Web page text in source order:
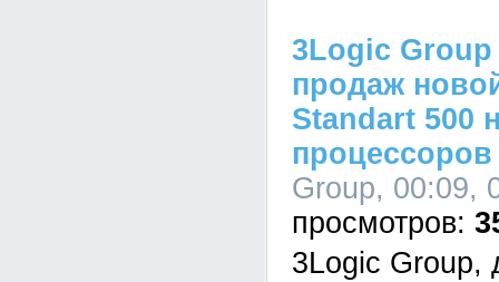
3Logic Group
продаж
Standart 500
Group, 00:09,
3Logic Group,